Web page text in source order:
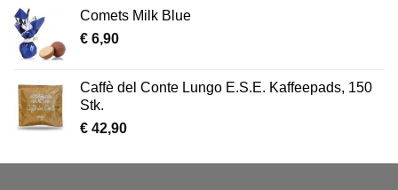
Comets Milk Blue
€ 6,90
Caffè del Conte Lungo E.S.E. Kaffeepads, 150
Stk.
€ 42,90